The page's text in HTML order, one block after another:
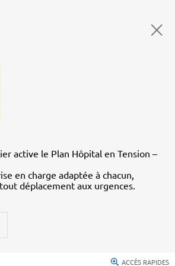
active le Plan Hôpital en Tension –
en charge adaptée à chacun,
déplacement aux urgences.
ACCÈS RAPIDES